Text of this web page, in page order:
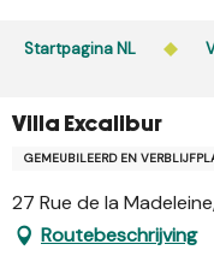
Startpagina NL
Villa Excalibur
GEMEUBILEERD EN
27 Rue de la
Routebeschrijving